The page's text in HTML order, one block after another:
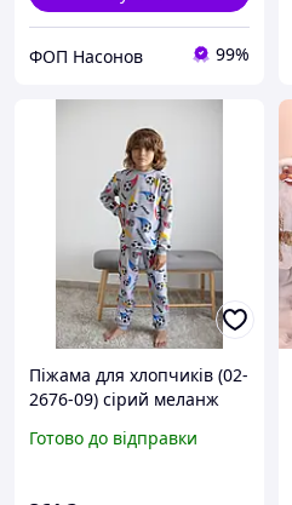
ФОП Насонов 99%
Піжама для хлопчиків (02-
2676-09) сірий меланж
Готово до відправки